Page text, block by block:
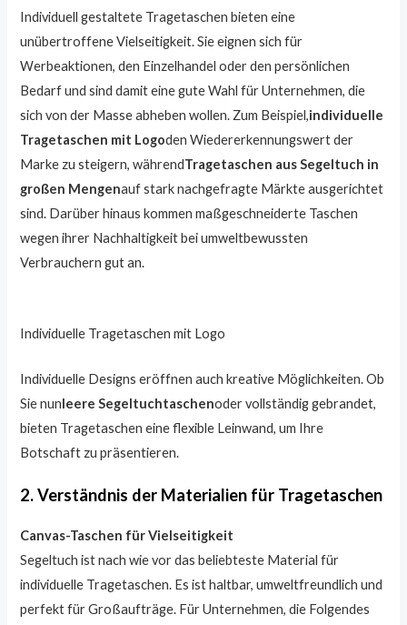
Individuell gestaltete Tragetaschen bieten eine
unübertroffene Vielseitigkeit. Sie eignen sich für
Werbeaktionen, den Einzelhandel oder den persönlichen
Bedarf und sind damit eine gute Wahl für Unternehmen, die
sich von der Masse abheben wollen. Zum Beispiel,individuelle
Tragetaschen mit Logoden Wiedererkennungswert der
Marke zu steigern, währendTragetaschen aus Segeltuch in
großen Mengenauf stark nachgefragte Märkte ausgerichtet
sind. Darüber hinaus kommen maßgeschneiderte Taschen
wegen ihrer Nachhaltigkeit bei umweltbewussten
Verbrauchern gut an.
Individuelle Tragetaschen mit Logo
Individuelle Designs eröffnen auch kreative Möglichkeiten. Ob
Sie nunleere Segeltuchtaschenoder vollständig gebrandet,
bieten Tragetaschen eine flexible Leinwand, um Ihre
Botschaft zu präsentieren.
2. Verständnis der Materialien für Tragetaschen
Canvas-Taschen für Vielseitigkeit
Segeltuch ist nach wie vor das beliebteste Material für
individuelle Tragetaschen. Es ist haltbar, umweltfreundlich und
perfekt für Großaufträge. Für Unternehmen, die Folgendes